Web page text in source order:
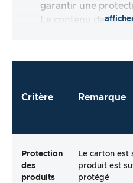
garantir une
Le contenu de
Critère Remarque
Protection
des
produits
Le carton est
produit est
protégé